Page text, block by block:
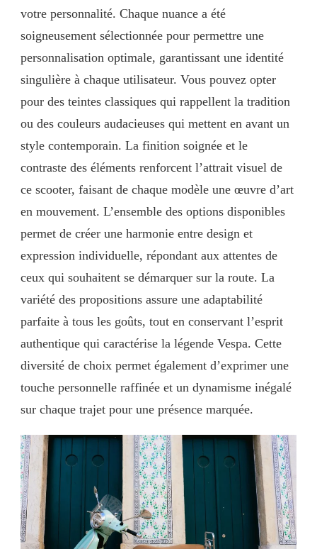
votre personnalité. Chaque nuance a été
soigneusement sélectionnée pour permettre une
personnalisation optimale, garantissant une identité
singulière à chaque utilisateur. Vous pouvez opter
pour des teintes classiques qui rappellent la tradition
ou des couleurs audacieuses qui mettent en avant un
style contemporain. La finition soignée et le
contraste des éléments renforcent l’attrait visuel de
ce scooter, faisant de chaque modèle une œuvre d’art
en mouvement. L’ensemble des options disponibles
permet de créer une harmonie entre design et
expression individuelle, répondant aux attentes de
ceux qui souhaitent se démarquer sur la route. La
variété des propositions assure une adaptabilité
parfaite à tous les goûts, tout en conservant l’esprit
authentique qui caractérise la légende Vespa. Cette
diversité de choix permet également d’exprimer une
touche personnelle raffinée et un dynamisme inégalé
sur chaque trajet pour une présence marquée.